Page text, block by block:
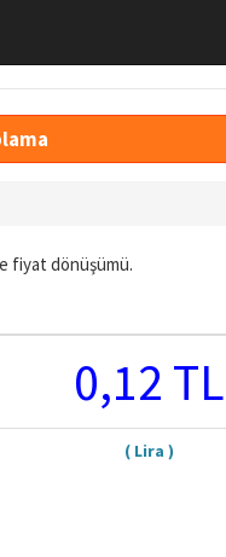
fiyat dönüşümü.
0,12 TL
( Lira )